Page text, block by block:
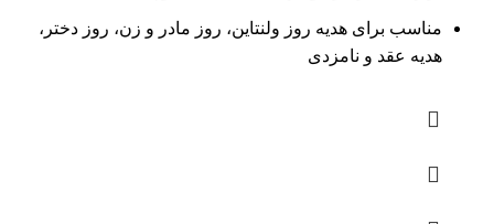
مناسب برای هدیه روز ولنتاین، روز مادر و زن، روز دختر،
هدیه عقد و نامزدی